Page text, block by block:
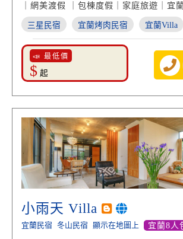
｜網美渡假 ｜包棟度假｜家庭旅遊｜宜
三星民宿 宜蘭烤肉民宿 宜蘭Villa
📣 最低價
$ 起
小雨天 Villa
宜蘭民宿 冬山民宿 顯示在地圖上 宜蘭8人